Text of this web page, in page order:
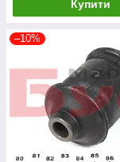
Купити
–10%